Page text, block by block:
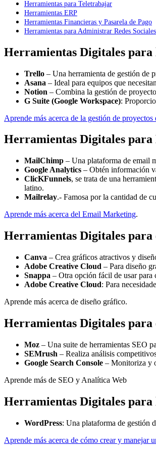
Herramientas para Teletrabajar
Herramientas ERP
Herramientas Financieras y Pasarela de Pago
Herramientas para Administrar Redes Sociales
Herramientas Digitales para
Trello – Una herramienta de gestión de
Asana – Ideal para equipos que
Notion – Combina la gestión de
G Suite (Google Workspace):
Aprende más acerca de la gestión de
Herramientas Digitales
MailChimp – Una plataforma de email
Google Analytics – Obtén información
ClicKFunnels, se trata de una
latino.
Mailrelay.- Famosa por la cantidad de
Aprende más acerca del Email Marketing.
Herramientas Digitales para
Canva – Crea gráficos atractivos y
Adobe Creative Cloud – Para diseño
Snappa – Otra opción fácil de usar para
Adobe Creative Cloud: Para
Aprende más acerca de diseño gráfico.
Herramientas Digitales
Moz – Una suite de herramientas SEO
SEMrush – Realiza análisis
Google Search Console – Monitoriza y
Aprende más de SEO y Analítica Web
Herramientas Digitales para
WordPress: Una plataforma de gestión
Aprende más acerca de cómo crear y manejar